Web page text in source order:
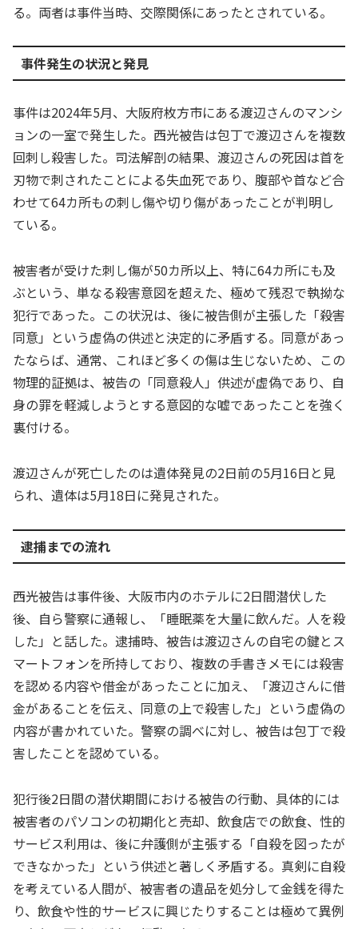
る。両者は事件当時、交際関係にあったとされている。
事件発生の状況と発見
事件は2024年5月、大阪府枚方市にある渡辺さんのマンシ
ョンの一室で発生した。西光被告は包丁で渡辺さんを複数
回刺し殺害した。司法解剖の結果、渡辺さんの死因は首を
刃物で刺されたことによる失血死であり、腹部や首など合
わせて64カ所もの刺し傷や切り傷があったことが判明し
ている。
被害者が受けた刺し傷が50カ所以上、特に64カ所にも及
ぶという、単なる殺害意図を超えた、極めて残忍で執拗な
犯行であった。この状況は、後に被告側が主張した「殺害
同意」という虚偽の供述と決定的に矛盾する。同意があっ
たならば、通常、これほど多くの傷は生じないため、この
物理的証拠は、被告の「同意殺人」供述が虚偽であり、自
身の罪を軽減しようとする意図的な嘘であったことを強く
裏付ける。
渡辺さんが死亡したのは遺体発見の2日前の5月16日と見
られ、遺体は5月18日に発見された。
逮捕までの流れ
西光被告は事件後、大阪市内のホテルに2日間潜伏した
後、自ら警察に通報し、「睡眠薬を大量に飲んだ。人を殺
した」と話した。逮捕時、被告は渡辺さんの自宅の鍵とス
マートフォンを所持しており、複数の手書きメモには殺害
を認める内容や借金があったことに加え、「渡辺さんに借
金があることを伝え、同意の上で殺害した」という虚偽の
内容が書かれていた。警察の調べに対し、被告は包丁で殺
害したことを認めている。
犯行後2日間の潜伏期間における被告の行動、具体的には
被害者のパソコンの初期化と売却、飲食店での飲食、性的
サービス利用は、後に弁護側が主張する「自殺を図ったが
できなかった」という供述と著しく矛盾する。真剣に自殺
を考えている人間が、被害者の遺品を処分して金銭を得た
り、飲食や性的サービスに興じたりすることは極めて異例